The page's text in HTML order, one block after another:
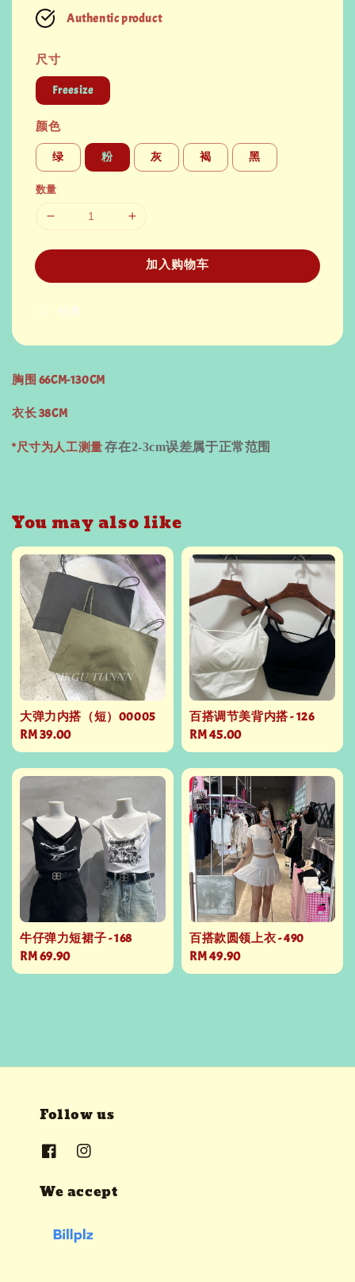
Authentic product
尺寸
Freesize
颜色
绿 粉 灰 褐 黑
数量
加入购物车
分享
胸围 66CM-130CM
衣长 38CM
*尺寸为人工测量存在2-3cm误差属于正常范围
You may also like
大弹力内搭（短）00005
Regular
price
RM 39.00
百搭调节美背内搭 - 126
Regular
price
RM 45.00
牛仔弹力短裙子 - 168
Regular
price
RM 69.90
百搭款圆领上衣 - 490
Regular
price
RM 49.90
Follow us
We accept